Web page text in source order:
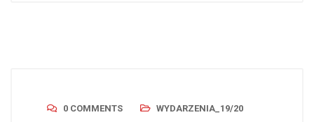
0 COMMENTS WYDARZENIA_19/20